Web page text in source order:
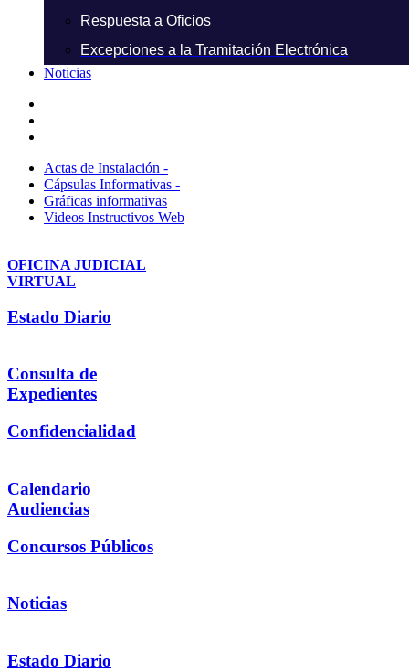
Respuesta a Oficios
Excepciones a la Tramitación Electrónica
Noticias
Actas de Instalación -
Cápsulas Informativas -
Gráficas informativas
Videos Instructivos Web
OFICINA JUDICIAL
VIRTUAL
Estado Diario
Consulta de
Expedientes
Confidencialidad
Calendario
Audiencias
Concursos Públicos
Noticias
Estado Diario